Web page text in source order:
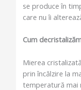
se produce în
care nu îi
Cum
Mierea
prin încălzire la
temperatură mai